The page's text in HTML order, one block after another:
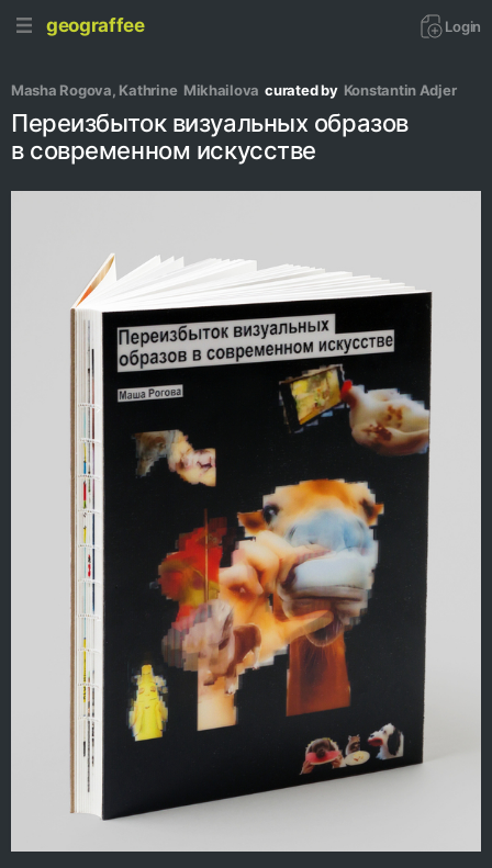
geograffee Login
Masha Rogova, Kathrine  Mikhailova curated by Konstantin Adjer
Переизбыток визуальных образов
в современном искусстве